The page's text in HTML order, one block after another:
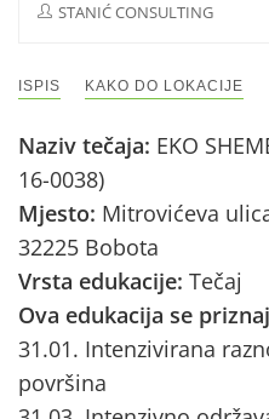
STANIĆ CONSULTING
ISPIS KAKO DO LOKACIJE
Naziv tečaja: EKO
16-0038)
Mjesto: Mitrovićeva
32225 Bobota
Vrsta edukacije: Tečaj
Ova edukacija se
31.01. Intenzivirana
površina